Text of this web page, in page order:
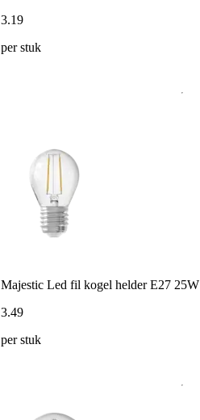
3.19
per stuk
Majestic Led fil kogel helder E27 25W
3.49
per stuk